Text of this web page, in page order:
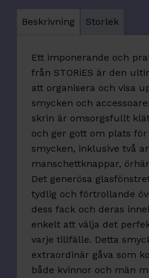
Beskrivning Storlek
Ett imponerande och
från STORiES är den
att organisera och visa
smycken och
skrin är omsorgsfullt
och ger gott om plats
smycken, inklusive två
manschettknappar,
Det generösa
tydlig och förtrollande
dess fack och deras
enkelt att välja det
varje tillfälle. Detta
extraordinär gåva som
både kvinnor och män